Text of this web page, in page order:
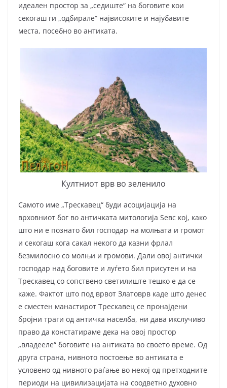
идеален простор за „седиште“ на боговите кои
секогаш ги „одбирале“ највисоките и најубавите
места, посебно во антиката.
Култниот врв во зеленило
Самото име „Трескавец“ буди асоцијација на
врховниот бог во античката мито­логија Ѕевс кој, како
што ни е познато бил господар на молњата и громот
и секогаш кога сакал некого да казни фрлал
безмилосно со молњи и громови. Дали овој антички
господар над боговите и луѓето бил присутен и на
Трескавец со сопствено светилиште тешко е да се
каже. Фактот што под врвот Златоврв каде што денес
е сместен манастирот Трескавец се пронајдени
бројни траги од античка населба, ни дава икслучиво
право да констатираме дека на овој простор
„владееле“ боговите на антиката во своето време. Од
друга страна, нивното постоење во антиката е
условено од нивното раѓање во некој од претходните
периоди на цивилизацијата на соодветно духовно